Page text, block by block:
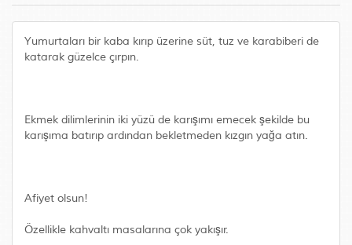
Yumurtaları bir kaba kırıp üzerine süt, tuz ve karabiberi de
katarak güzelce çırpın.
Ekmek dilimlerinin iki yüzü de karışımı emecek şekilde bu
karışıma batırıp ardından bekletmeden kızgın yağa atın.
Afiyet olsun!
Özellikle kahvaltı masalarına çok yakışır.